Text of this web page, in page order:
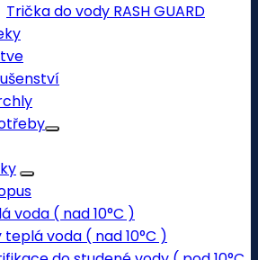
Trička do vody RASH GUARD
voda ( nad 10°C )
teplá voda ( nad 10°C )